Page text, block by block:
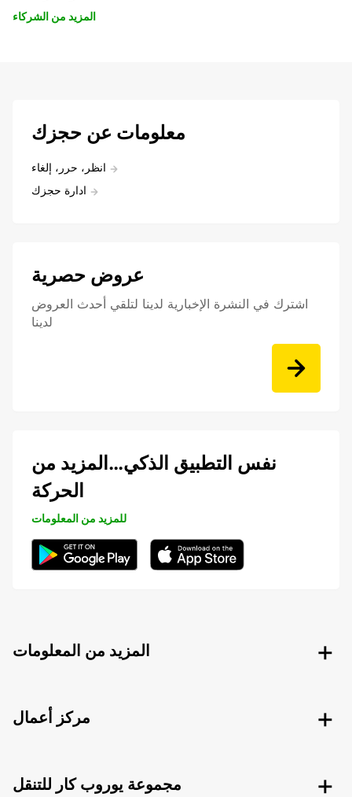
المزيد من الشركاء
معلومات عن حجزك
انظر، حرر، إلغاء
ادارة حجزك
عروض حصرية
اشترك في النشرة الإخبارية لدينا لتلقي أحدث العروض
لدينا
نفس التطبيق الذكي…المزيد من
الحركة
للمزيد من المعلومات
المزيد من المعلومات
مركز أعمال
مجموعة يوروب كار للتنقل